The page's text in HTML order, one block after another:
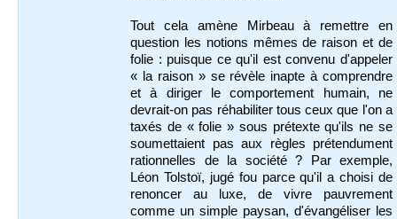
Tout cela amène Mirbeau à remettre en
question les notions mêmes de raison et de
folie : puisque ce qu'il est convenu d'appeler
« la raison » se révèle inapte à comprendre
et à diriger le comportement humain, ne
devrait-on pas réhabiliter tous ceux que l'on a
taxés de « folie » sous prétexte qu'ils ne se
soumettaient pas aux règles prétendument
rationnelles de la société ? Par exemple,
Léon Tolstoï, jugé fou parce qu'il a choisi de
renoncer au luxe, de vivre pauvrement
comme un simple paysan, d'évangéliser les